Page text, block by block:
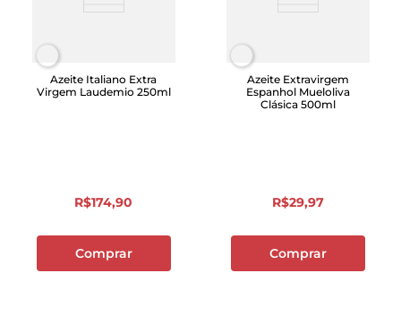
Azeite Italiano Extra
Virgem Laudemio 250ml
R$174,90
Comprar
Azeite Extravirgem
Espanhol Mueloliva
Clásica 500ml
R$29,97
Comprar